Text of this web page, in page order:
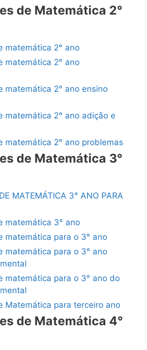
de Matemática 2°
matemática 2° ano
matemática 2° ano
matemática 2° ano ensino
matemática 2° ano adição e
matemática 2° ano problemas
de Matemática 3°
MATEMÁTICA 3° ANO PARA
matemática 3° ano
matemática para o 3° ano
matemática para o 3° ano
matemática para o 3° ano do
Matemática para terceiro ano
de Matemática 4°